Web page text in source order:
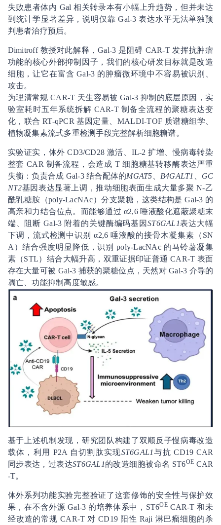
失败患者体内 Gal 相关转录本有小幅上升趋势，但并未达
到统计学显著差异，说明仅靠 Gal-3 表达水平无法单独预
判患者治疗预后。
Dimitroff 教授对此解释，Gal-3 是阻碍 CAR-T 发挥抗肿瘤
功能的核心外部抑制因子，我们的核心研发目标就是改造
细胞，让它在富含 Gal-3 的肿瘤微环境中不容易被识别、
攻击。
为理清常规 CAR-T 天生容易被 Gal-3 抑制的底层原因，实
验室耗时五年系统拆解 CAR-T 制备全流程的聚糖表达变
化，联合 RT-qPCR 基因定量、MALDI-TOF 质谱糖组学、
植物凝集素流式多重检测手段完整解析细胞糖谱。
实验证实，体外 CD3/CD28 激活、IL-2 扩增、慢病毒转染
整套 CAR 制备流程，会造成 T 细胞糖基转移酶表达严重
失衡：负责合成 Gal-3 结合配体的MGAT5 B4GALT1
GC
NT2基因表达显著上调，推动细胞表面生成大量多聚 N-乙
酰乳糖胺（poly-LacNAc）分支聚糖，这类结构是 Gal-3 的
高亲和力结合位点。而能够通过 α2,6 唾液酸化遮蔽聚糖末
端、阻断 Gal-3 附着的关键酶编码基因ST6GAL1表达大幅
下调，流式检测中识别 α2,6 唾液酸的接骨木凝集素（SN
A）结合强度明显降低，识别 poly-LacNAc 的马铃薯凝集
素（STL）结合大幅升高，双重证据印证普通 CAR-T 表面
存在大量可被 Gal-3 捕获的聚糖位点，天然对 Gal-3 介导的
凋亡、功能抑制高度敏感。
基于上述机制发现，研究团队构建了双顺反子慢病毒改造
载体，利用 P2A 自切割肽实现ST6GAL1与抗 CD19 CAR
同步表达，过表达ST6GAL1的改造细胞被命名 ST6OE CAR
-T。
体外系列功能实验完整验证了这套修饰的安全性与保护效
果，在不含外源 Gal-3 的培养体系中，ST6OECAR-T 和未
经改造的常规 CAR-T 对 CD19 阳性 Raji 淋巴瘤细胞的杀